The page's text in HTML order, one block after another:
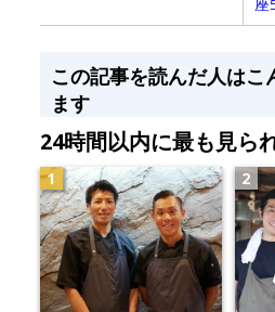
座
この記事を読んだ人はこ
ます
24時間以内に最も見ら